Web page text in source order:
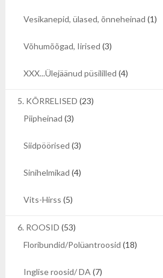
Vesikanepid, ülased, õnneheinad (1)
Võhumõõgad, Iirised (3)
XXX...Ülejäänud püsililled (4)
5. KÕRRELISED (23)
Piipheinad (3)
Siidpöörised (3)
Sinihelmikad (4)
Vits-Hirss (5)
6. ROOSID (53)
Floribundid/Polüantroosid (18)
Inglise roosid/ DA (7)